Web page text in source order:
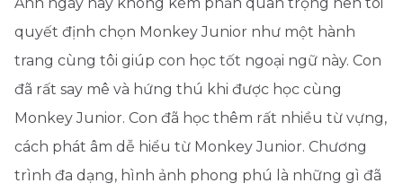
quyết định chọn Monkey Junior như một hành
trang cùng tôi giúp con học tốt ngoại ngữ này. Con
đã rất say mê và hứng thú khi được học cùng
Monkey Junior. Con đã học thêm rất nhiều từ vựng,
cách phát âm dễ hiểu từ Monkey Junior. Chương
trình đa dạng, hình ảnh phong phú là những gì đã